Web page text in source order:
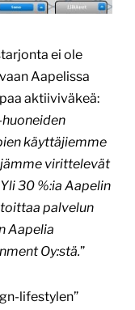
ei ole
Aapelissa
aktiiviväkeä:
käyttäjiemme
virittelevät
30 %:ia Aapelin
palvelun
Aapelia
Oy:stä.”
lifestylen”